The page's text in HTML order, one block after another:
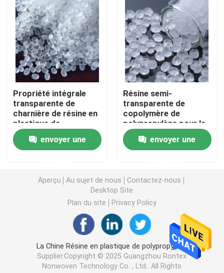
Fibre discontinue de polyester recyclé
Fibre discontinue de polypropylène
Tissu non tissé spunlace
Fibre de polyester acoustique
Fibre de polyester colorée
Fibre de polyester conjuguée creuse de Siliconized
Fibre discontinue de polyesters conjuguée creuse
Fibre discontinue de polyesters de Vierge
Propriété intégrale
transparente de
charnière de résine en
plastique de
polypropylène de
couleurenvoyer une
Résine semi-
transparente de
copolymère de
polypropylène pour le
textile à la maison
envoyer une
Aperçu Au sujet de nous
Contactez-nous
Desktop Site
Plan du site
Privacy Policy
La Chine Résine en plastique de polypropylène
Supplier.Copyright © 2025 Guangzhou Rontex
Nonwoven Technology Co. , Ltd.. All Rights